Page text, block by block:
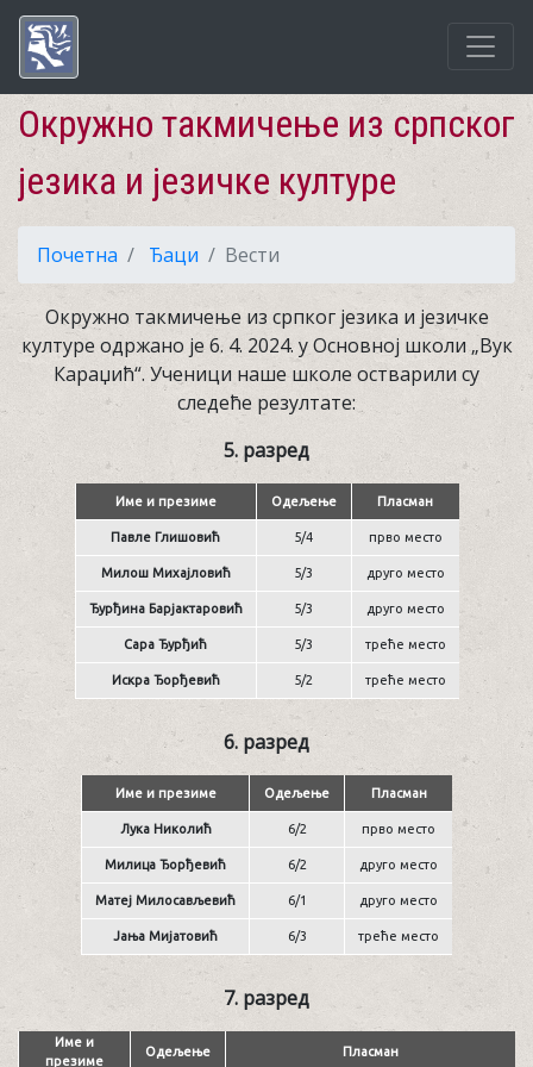
Окружно такмичење из српског
језика и језичке културе
Почетна Ђаци Вести
Окружно такмичење из српког језика и језичке
културе одржано је 6. 4. 2024. у Основној школи „Вук
Караџић“. Ученици наше школе остварили су
следеће резултате:
5. разред
Име и презиме Одељење Пласман
Павле Глишовић 5/4 прво место
Милош Михајловић 5/3 друго место
Ђурђина Барјактаровић 5/3 друго место
Сара Ђурђић 5/3 треће место
Искра Ђорђевић 5/2 треће место
6. разред
Име и презиме Одељење Пласман
Лука Николић 6/2 прво место
Милица Ђорђевић 6/2 друго место
Матеј Милосављевић 6/1 друго место
Јања Мијатовић 6/3 треће место
7. разред
Име и
презиме
Одељење Пласман